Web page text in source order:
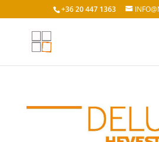
+36 20 447 1363